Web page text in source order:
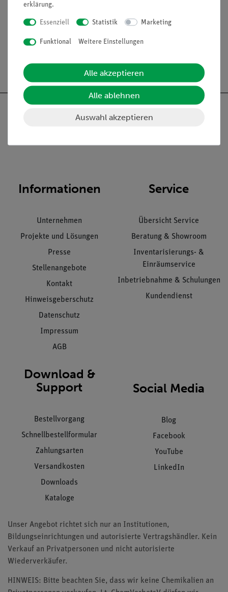
Media / Downloads
Versandkostenfrei ab 300,- €
Informationen
Unternehmen
Projekte und Lösungen
Presse
Stellenangebote
Kontakt
Hinweisgeberschutz
Datenschutz
Impressum
AGB
Service
Übersicht Service
Beratung & Showroom
Inventarisierungs- &
Einräumservice
Inbetriebnahme & Schulungen
Kundendienst
Download &
Support
Bestellvorgang
Schnellbestellformular
Zahlungsarten
Versandkosten
Downloads
Kataloge
Social Media
Blog
Facebook
YouTube
LinkedIn
Unser Angebot richtet sich nur an Institutionen,
Bildungseinrichtungen und autorisierte Vertragshändler. Kein
Verkauf an Privatpersonen und nicht autorisierte
Wiederverkäufer.
HINWEIS: Bitte beachten Sie, dass wir keine Chemikalien an
erklärung.
Essenziell Statistik Marketing
Funktional Weitere Einstellungen
Alle akzeptieren
Alle ablehnen
Auswahl akzeptieren